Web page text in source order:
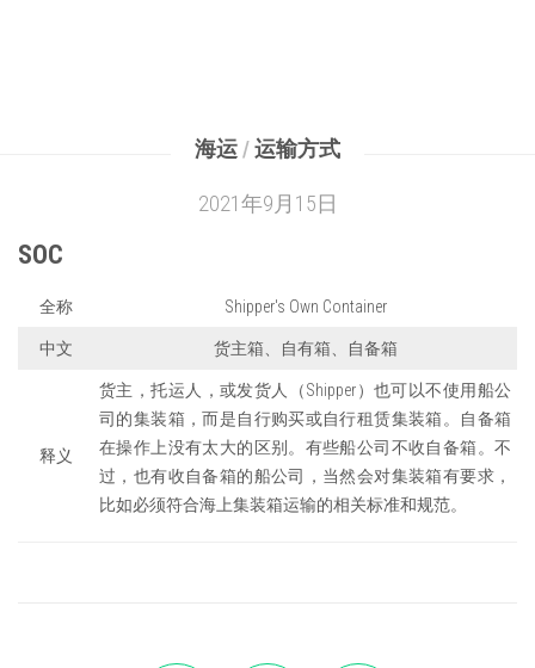
海运 /运输方式
2021年9月15日
SOC
全称 Shipper's Own Container
中文 货主箱、自有箱、自备箱
释义
货主，托运人，或发货人（Shipper）也可以不使用船公
司的集装箱，而是自行购买或自行租赁集装箱。自备箱
在操作上没有太大的区别。有些船公司不收自备箱。不
过，也有收自备箱的船公司，当然会对集装箱有要求，
比如必须符合海上集装箱运输的相关标准和规范。